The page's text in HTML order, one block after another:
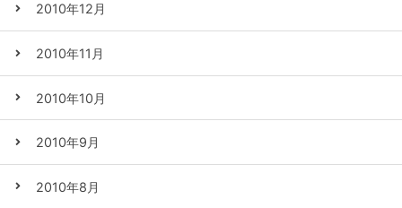
2010年12月
2010年11月
2010年10月
2010年9月
2010年8月